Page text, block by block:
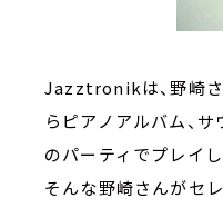
Jazztronikは、野崎さ
らピアノアルバム、
のパーティでプレイし
そんな野崎さんがセ